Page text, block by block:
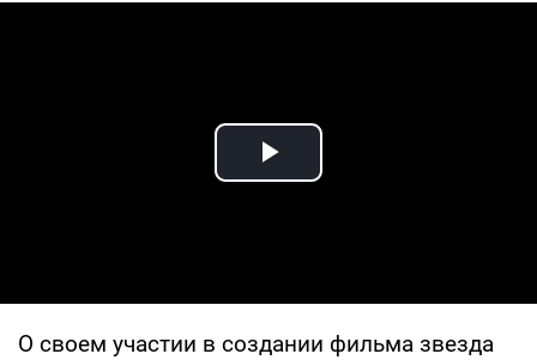
Play Video
О своем участии в создании фильма звезда